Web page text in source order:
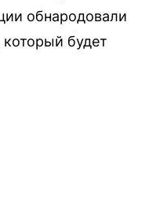
обнародовали
будет